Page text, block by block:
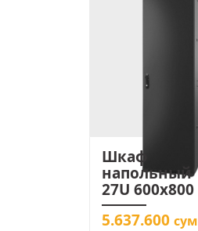
Шкаф
напольный
27U 600x800
5.637.600 сум